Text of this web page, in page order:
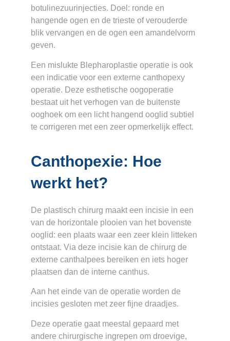
botulinezuurinjecties. Doel: ronde en
hangende ogen en de trieste of verouderde
blik vervangen en de ogen een amandelvorm
geven.
Een mislukte Blepharoplastie operatie is ook
een indicatie voor een externe canthopexy
operatie. Deze esthetische oogoperatie
bestaat uit het verhogen van de buitenste
ooghoek om een licht hangend ooglid subtiel
te corrigeren met een zeer opmerkelijk effect.
Canthopexie: Hoe
werkt het?
De plastisch chirurg maakt een incisie in een
van de horizontale plooien van het bovenste
ooglid: een plaats waar een zeer klein litteken
ontstaat. Via deze incisie kan de chirurg de
externe canthalpees bereiken en iets hoger
plaatsen dan de interne canthus.
Aan het einde van de operatie worden de
incisies gesloten met zeer fijne draadjes.
Deze operatie gaat meestal gepaard met
andere chirurgische ingrepen om droevige,